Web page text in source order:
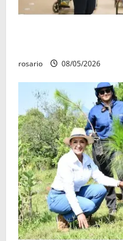
rosario 08/05/2026